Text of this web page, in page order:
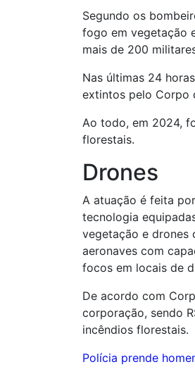
Segundo os
fogo em vegetação
mais de 200
Nas últimas 24
extintos pelo Corpo
Ao todo, em 2024,
florestais.
Drones
A atuação é feita
tecnologia
vegetação e drones
aeronaves com
focos em locais de
De acordo com
corporação, sendo
incêndios florestais.
Polícia prende